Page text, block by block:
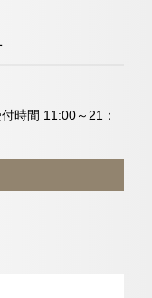
付時間 11:00～21：